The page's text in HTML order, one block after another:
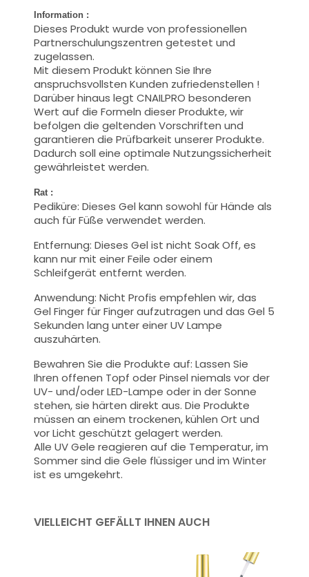
Information :
Dieses Produkt wurde von professionellen
Partnerschulungszentren getestet und
zugelassen.
Mit diesem Produkt können Sie Ihre
anspruchsvollsten Kunden zufriedenstellen !
Darüber hinaus legt CNAILPRO besonderen
Wert auf die Formeln dieser Produkte, wir
befolgen die geltenden Vorschriften und
garantieren die Prüfbarkeit unserer Produkte.
Dadurch soll eine optimale Nutzungssicherheit
gewährleistet werden.
Rat :
Pediküre: Dieses Gel kann sowohl für Hände als
auch für Füße verwendet werden.
Entfernung: Dieses Gel ist nicht Soak Off, es
kann nur mit einer Feile oder einem
Schleifgerät entfernt werden.
Anwendung: Nicht Profis empfehlen wir, das
Gel Finger für Finger aufzutragen und das Gel 5
Sekunden lang unter einer UV Lampe
auszuhärten.
Bewahren Sie die Produkte auf: Lassen Sie
Ihren offenen Topf oder Pinsel niemals vor der
UV- und/oder LED-Lampe oder in der Sonne
stehen, sie härten direkt aus. Die Produkte
müssen an einem trockenen, kühlen Ort und
vor Licht geschützt gelagert werden.
Alle UV Gele reagieren auf die Temperatur, im
Sommer sind die Gele flüssiger und im Winter
ist es umgekehrt.
VIELLEICHT GEFÄLLT IHNEN AUCH